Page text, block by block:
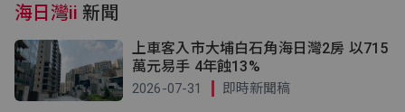
海日灣ii 新聞
上車客入市大埔白石角海日灣2房 以715
萬元易手 4年蝕13%
2026-07-31 即時新聞稿